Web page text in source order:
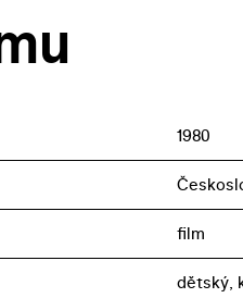
1980
film
dětský,